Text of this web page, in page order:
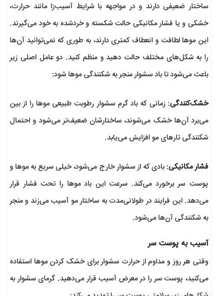
ساختار ضعیفی دارند و در مواجهه با شرایط آسیب‌زا مانند حرارت،
خشکی و یا فشار مکانیکی حالت شکسته و خرد‌شده به خود می‌گیرند.
این موها لطافت و انعطاف‌ کمتری دارند، به طوری که نمی‌توانید آن‌ها
را به شکل‌های مختلف حالت دهید و منظم کنید. دو عامل اصلی زیر
باعث می‌‌شود تا باد سشوار منجر به شکنندگی موها شود:
خشک‌کنندگی: زمانی که باد گرم سشوار رطوبت طبیعی موها را از بین
می‌برد آن‌ها خشک می‌شوند، ساختارشان ضعیف‌تر می‌شود و احتمال
شکنندگی تارهای مو افزایش می‌یابد.
فشار مکانیکی: بادی که از سشوار خارج می‌شود، خیلی سریع به موها و
پوست سر برخورد می‌کند. سرعت این باد موها را تحت فشار قرار
می‌دهد. این فرایند در طولانی‌مدت به ساختار مو آسیب می‌زند و منجر
به شکنندگی آن‌ها می‌شود.
آسیب به پوست سر
وقتی هر روز و مداوم از حرارت سشوار برای خشک کردن موها استفاده
می‌‌کنید، پوست سر را در معرض آسیب قرار می‌دهید. گرمای سشوار به